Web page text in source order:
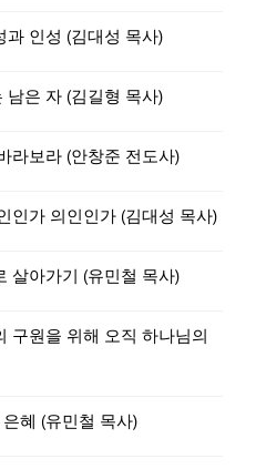
인성 (김대성 목사)
은 자 (김길형 목사)
라보라 (안창준 전도사)
인가 의인인가 (김대성 목사)
살아가기 (유민철 목사)
구원을 위해 오직 하나님의
혜 (유민철 목사)